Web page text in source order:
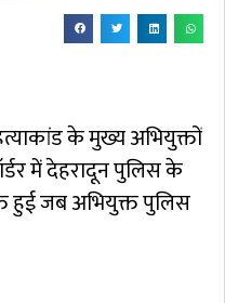
हत्याकांड के मुख्य अभियुक्तों
में देहरादून पुलिस के
हुई जब अभियुक्त पुलिस